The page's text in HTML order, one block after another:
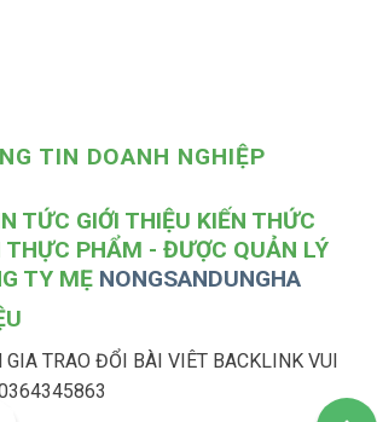
TIN DOANH NGHIỆP
TỨC GIỚI THIỆU KIẾN THỨC
THỰC PHẨM - ĐƯỢC QUẢN LÝ
TY MẸ NONGSANDUNGHA
GIA TRAO ĐỔI BÀI VIÊT BACKLINK VUI